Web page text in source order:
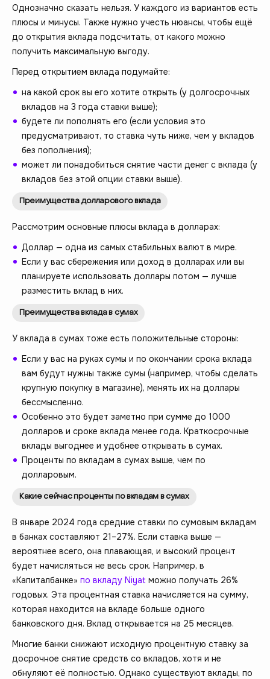
Однозначно сказать нельзя. У каждого из вариантов есть
плюсы и минусы. Также нужно учесть нюансы, чтобы ещё
до открытия вклада подсчитать, от какого можно
получить максимальную выгоду.
Перед открытием вклада подумайте:
на какой срок вы его хотите открыть (у долгосрочных
вкладов на 3 года ставки выше);
будете ли пополнять его (если условия это
предусматривают, то ставка чуть ниже, чем у вкладов
без пополнения);
может ли понадобиться снятие части денег с вклада (у
вкладов без этой опции ставки выше).
Преимущества долларового вклада
Рассмотрим основные плюсы вклада в долларах:
Доллар — одна из самых стабильных валют в мире.
Если у вас сбережения или доход в долларах или вы
планируете использовать доллары потом — лучше
разместить вклад в них.
Преимущества вклада в сумах
У вклада в сумах тоже есть положительные стороны:
Если у вас на руках сумы и по окончании срока вклада
вам будут нужны также сумы (например, чтобы сделать
крупную покупку в магазине), менять их на доллары
бессмысленно.
Особенно это будет заметно при сумме до 1000
долларов и сроке вклада менее года. Краткосрочные
вклады выгоднее и удобнее открывать в сумах.
Проценты по вкладам в сумах выше, чем по
долларовым.
Какие сейчас проценты по вкладам в сумах
В январе 2024 года средние ставки по сумовым вкладам
в банках составляют 21–27%. Если ставка выше —
вероятнее всего, она плавающая, и высокий процент
будет начисляться не весь срок. Например, в
«Капиталбанке» по вкладу Niyat можно получать 26%
годовых. Эта процентная ставка начисляется на сумму,
которая находится на вкладе больше одного
банковского дня. Вклад открывается на 25 месяцев.
Многие банки снижают исходную процентную ставку за
досрочное снятие средств со вкладов, хотя и не
обнуляют её полностью. Однако существуют вклады, по